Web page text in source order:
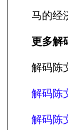
马的经
更多解
解码陈
解码陈
解码陈